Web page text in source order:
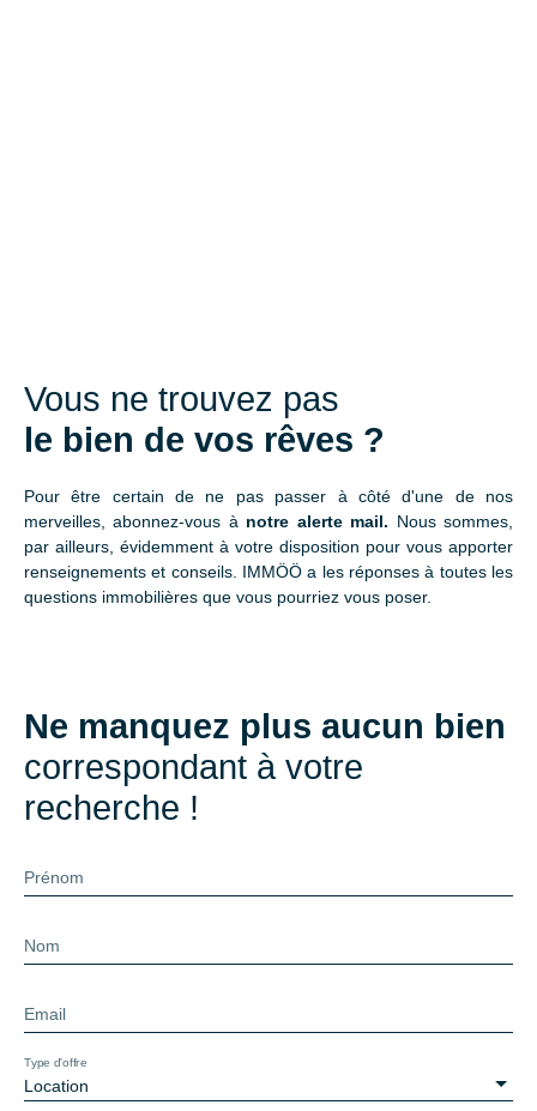
Vous ne trouvez pas
le bien de vos rêves ?
Pour être certain de ne pas passer à côté d'une de nos
merveilles, abonnez-vous à notre alerte mail. Nous sommes,
par ailleurs, évidemment à votre disposition pour vous apporter
renseignements et conseils. IMMÖÖ a les réponses à toutes les
questions immobilières que vous pourriez vous poser.
Ne manquez plus aucun bien
correspondant à votre
recherche !
Prénom
Nom
Email
Location
Type d'offre